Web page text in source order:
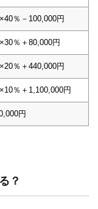
％－100,000円
％＋80,000円
％＋440,000円
％＋1,100,000円
円
？